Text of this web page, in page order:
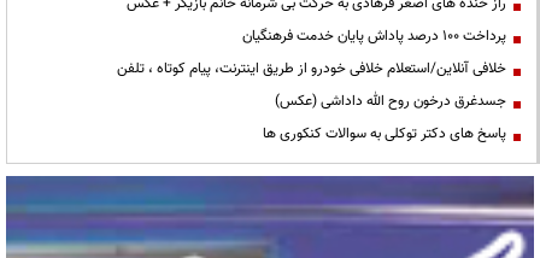
پرداخت ۱۰۰ درصد پاداش پایان خدمت فرهنگیان
خلافی آنلاین/استعلام خلافی خودرو از طریق اینترنت، پیام کوتاه ، تلفن
جسدغرق درخون روح الله داداشی (عکس)
پاسخ های دکتر توکلی به سوالات کنکوری ها